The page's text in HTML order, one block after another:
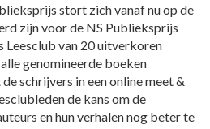
stort zich vanaf nu op de
zijn voor de NS Publieksprijs
Leesclub van 20 uitverkoren
genomineerde boeken
schrijvers in een online meet &
de kans om de
en hun verhalen nog beter te